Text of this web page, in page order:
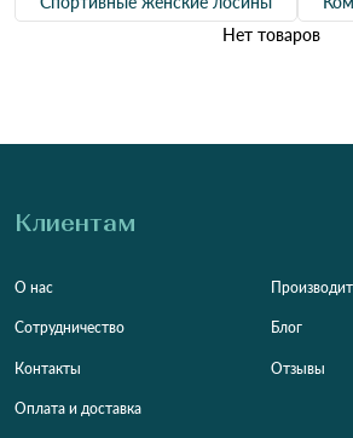
Нет товаров
Клиентам
О нас
Сотрудничество
Контакты
Оплата и доставка
Блог
Отзывы